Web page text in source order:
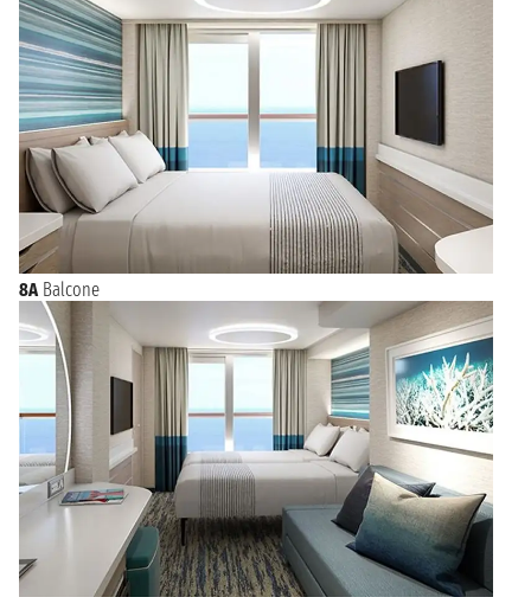
8A Balcone